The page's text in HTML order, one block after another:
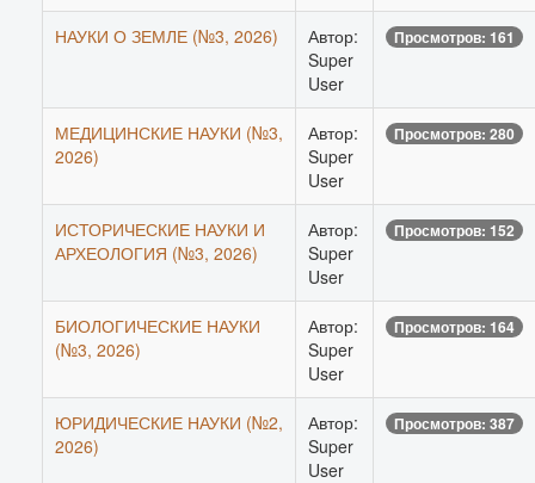
НАУКИ О ЗЕМЛЕ (№3, 2026)
Автор:
Super
User
Просмотров: 161
МЕДИЦИНСКИЕ НАУКИ (№3,
2026)
Автор:
Super
User
Просмотров: 280
ИСТОРИЧЕСКИЕ НАУКИ И
АРХЕОЛОГИЯ (№3, 2026)
Автор:
Super
User
Просмотров: 152
БИОЛОГИЧЕСКИЕ НАУКИ
(№3, 2026)
Автор:
Super
User
Просмотров: 164
ЮРИДИЧЕСКИЕ НАУКИ (№2,
2026)
Автор:
Super
User
Просмотров: 387